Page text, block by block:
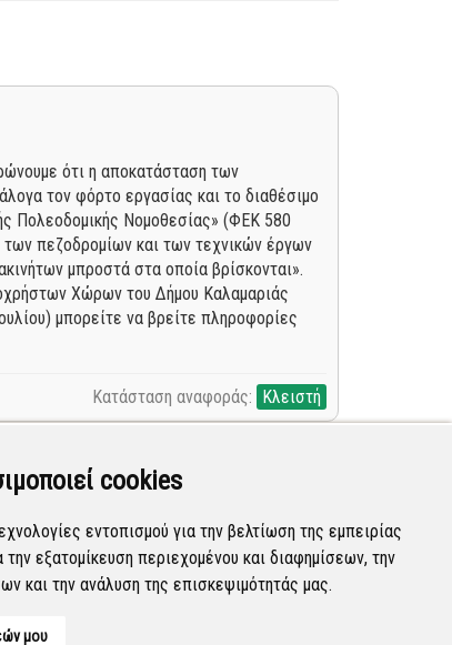
cookies
εντοπισμού για την βελτίωση της εμπειρίας
εξατομίκευση περιεχομένου και διαφημίσεων, την
και την ανάλυση της επισκεψιμότητάς μας.
μου
ότι η αποκατάσταση των
τον φόρτο εργασίας και το διαθέσιμο
Πολεοδομικής Νομοθεσίας» (ΦΕΚ 580
πεζοδρομίων και των τεχνικών έργων
μπροστά στα οποία βρίσκονται».
Χώρων του Δήμου Καλαμαριάς
μπορείτε να βρείτε πληροφορίες
Κατάσταση αναφοράς: Κλειστή
Κατάσταση αναφοράς: Προγραμματισμένη